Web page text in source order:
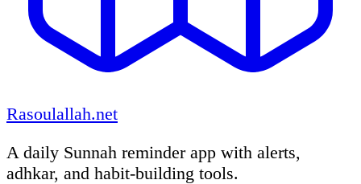
Rasoulallah.net
A daily Sunnah reminder app with alerts,
adhkar, and habit-building tools.